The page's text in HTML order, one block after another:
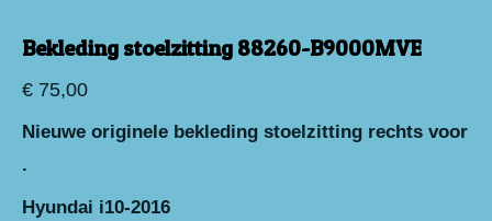
Bekleding stoelzitting 88260-B9000MVE
€ 75,00
Nieuwe originele bekleding stoelzitting rechts voor
.
Hyundai i10-2016